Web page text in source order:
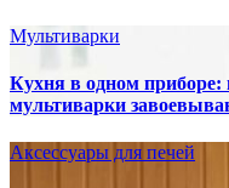
Мультиварки
Кухня в одном
мультиварки
Аксессуары для печей